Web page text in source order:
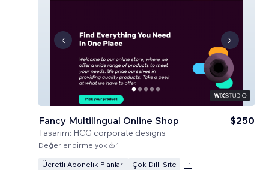
Fancy Multilingual Online Shop
Tasarım: HCG corporate designs
$250
Değerlendirme yok 1
Ücretli Abonelik Planları Çok Dilli Site +1